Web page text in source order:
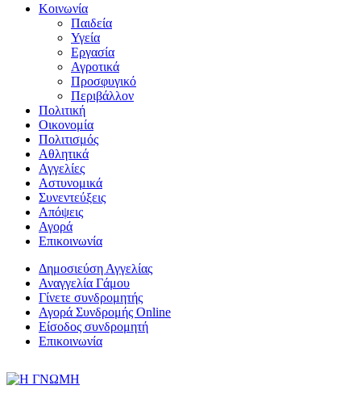
Κοινωνία
Παιδεία
Υγεία
Εργασία
Αγροτικά
Προσφυγικό
Περιβάλλον
Πολιτική
Οικονομία
Πολιτισμός
Αθλητικά
Αγγελίες
Αστυνομικά
Συνεντεύξεις
Απόψεις
Αγορά
Επικοινωνία
Δημοσιεύση Αγγελίας
Αναγγελία Γάμου
Γίνετε συνδρομητής
Αγορά Συνδρομής Online
Είσοδος συνδρομητή
Επικοινωνία